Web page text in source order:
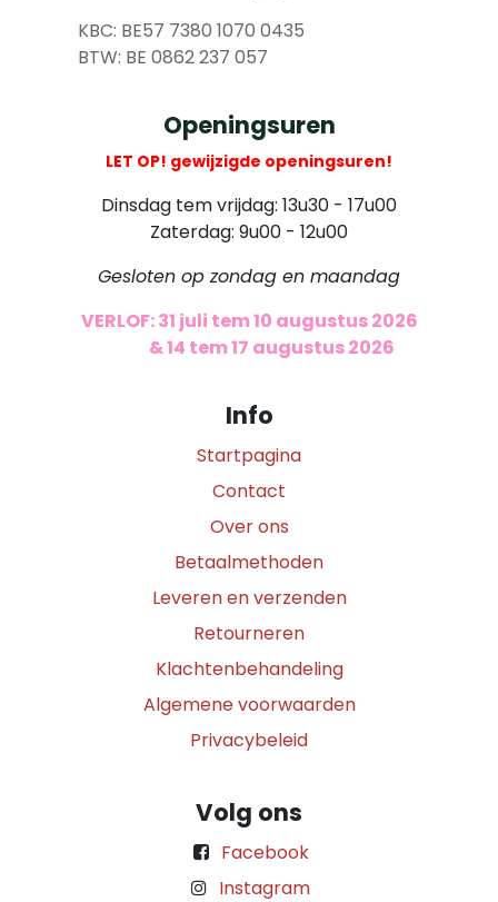
KBC: BE57 7380 1070 0435
​ BTW: BE 0862 237 057
Openingsuren
LET OP! gewijzigde openingsuren!
Dinsdag tem vrijdag: 13u30 - 17u00
Zaterdag: 9u00 - 12u00
Gesloten op zondag en maandag
VERLOF: 31 juli tem 10 augustus 2026
& 14 tem 17 augustus 2026
Info
Startpagina
Contact
Over ons
Betaalmethoden
Leveren en verzenden
Retourneren
Klachtenbehandeling
Algemene voorwaarden
Privacybeleid
Volg ons
Facebook
Instagram